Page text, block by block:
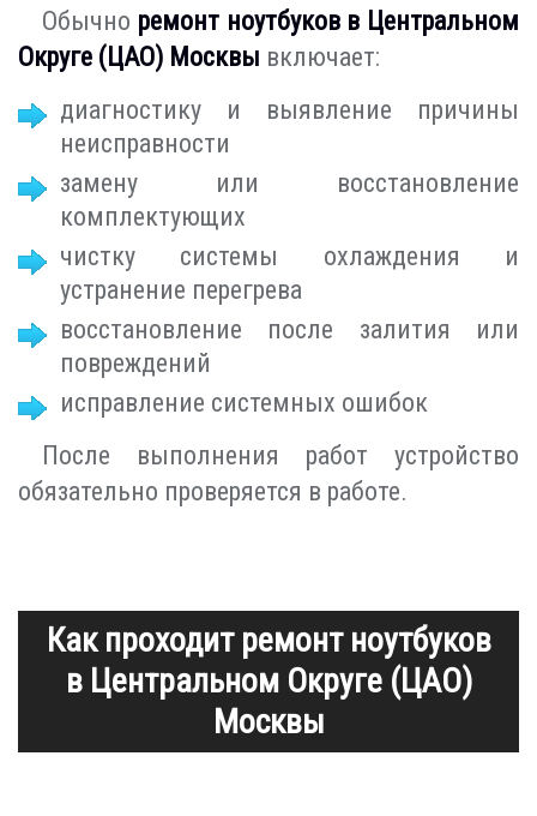
Обычно ремонт ноутбуков в Центральном
Округе (ЦАО) Москвы включает:
диагностику и выявление причины
неисправности
замену или восстановление
комплектующих
чистку системы охлаждения и
устранение перегрева
восстановление после залития или
повреждений
исправление системных ошибок
После выполнения работ устройство
обязательно проверяется в работе.
Как проходит ремонт ноутбуков
в Центральном Округе (ЦАО)
Москвы